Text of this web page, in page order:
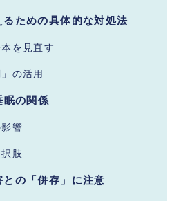
ための具体的な対処法
を見直す
の活用
の関係
影響
肢
の「併存」に注意